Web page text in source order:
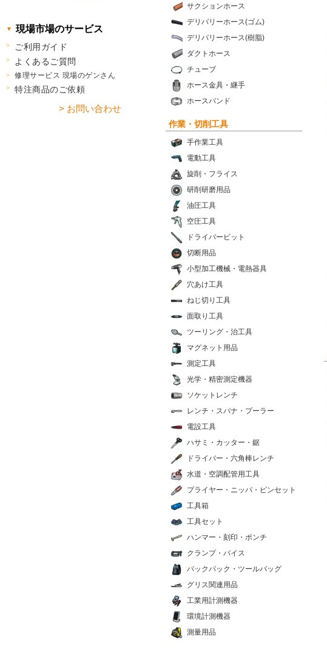
サクションホース
デリバリーホース(ゴム)
デリバリーホース(樹脂)
ダクトホース
チューブ
ホース金具・継手
ホースバンド
作業・切削工具
手作業工具
電動工具
旋削・フライス
研削研磨用品
油圧工具
空圧工具
ドライバービット
切断用品
小型加工機械・電熱器具
穴あけ工具
ねじ切り工具
面取り工具
ツーリング・治工具
マグネット用品
測定工具
光学・精密測定機器
ソケットレンチ
レンチ・スパナ・プーラー
電設工具
ハサミ・カッター・鋸
ドライバー・六角棒レンチ
水道・空調配管用工具
プライヤー・ニッパ・ピンセット
工具箱
工具セット
ハンマー・刻印・ポンチ
クランプ・バイス
バックパック・ツールバッグ
グリス関連用品
工業用計測機器
環境計測機器
測量用品
現場市場のサービス
ご利用ガイド
よくあるご質問
修理サービス 現場のゲンさん
特注商品のご依頼
> お問い合わせ